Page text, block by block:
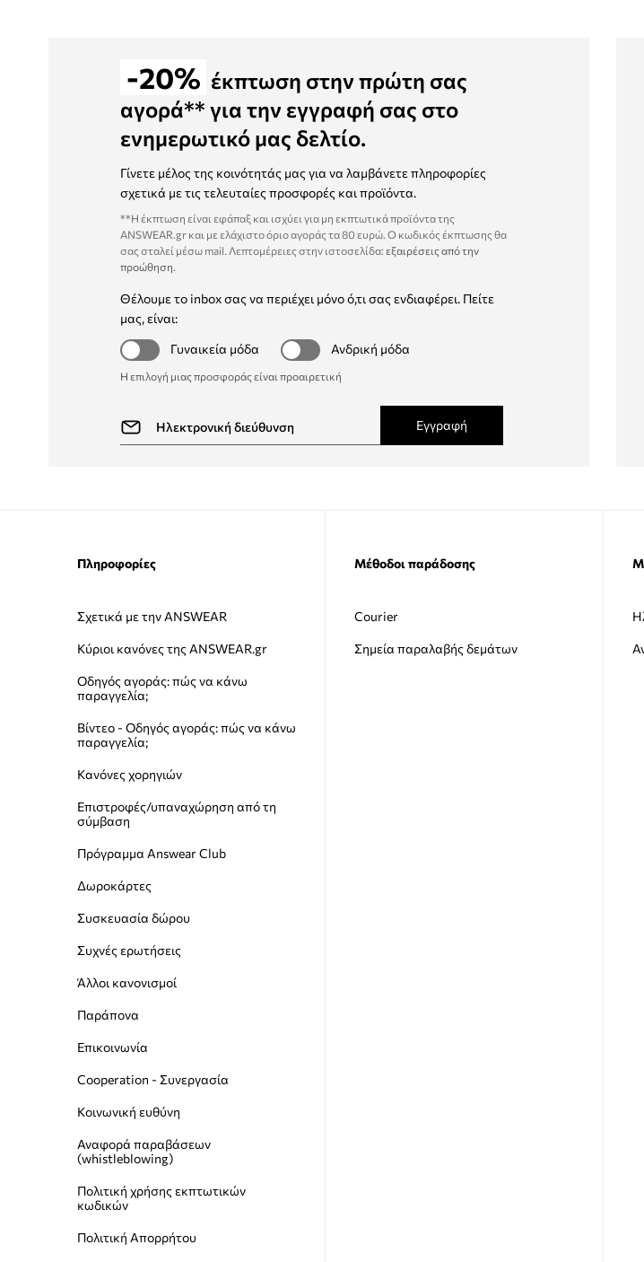
-20% έκπτωση στην πρώτη σας
αγορά** για την εγγραφή σας στο
ενημερωτικό μας δελτίο.
Γίνετε μέλος της κοινότητάς μας για να λαμβάνετε πληροφορίες
σχετικά με τις τελευταίες προσφορές και προϊόντα.
**Η έκπτωση είναι εφάπαξ και ισχύει για μη εκπτωτικά προϊόντα της
ANSWEAR.gr και με ελάχιστο όριο αγοράς τα 80 ευρώ. Ο κωδικός έκπτωσης θα
σας σταλεί μέσω mail. Λεπτομέρειες στην ιστοσελίδα:εξαιρέσεις από την
προώθηση.
Θέλουμε το inbox σας να περιέχει μόνο ό,τι σας ενδιαφέρει. Πείτε
μας, είναι:
Γυναικεία μόδα
Ανδρική μόδα
Η επιλογή μιας προσφοράς είναι προαιρετική
Εγγραφή
Πληροφορίες
Σχετικά με την ANSWEAR
Κύριοι κανόνες της ANSWEAR.gr
Οδηγός αγοράς: πώς να κάνω
παραγγελία;
Βίντεο - Οδηγός αγοράς: πώς να κάνω
παραγγελία;
Κανόνες χορηγιών
Επιστροφές/υπαναχώρηση από τη
σύμβαση
Πρόγραμμα Answear Club
Δωροκάρτες
Συσκευασία δώρου
Συχνές ερωτήσεις
Άλλοι κανονισμοί
Παράπονα
Επικοινωνία
Cooperation - Συνεργασία
Κοινωνική ευθύνη
Αναφορά παραβάσεων
(whistleblowing)
Пολιτική χρήσης εκπτωτικών
κωδικών
Πολιτική Απορρήτου
Μέθοδοι παράδοσης
Courier
Σημεία παραλαβής δεμάτων